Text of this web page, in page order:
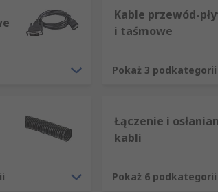
lub sygnały telekomunikacyjne, a
z dyrektywą RoHS. Podjęliśmy
szeroką gamę kabli i przewodów
Kable przewód-
i taśmowe
Pokaż 3 podkategorii
Łączenie i
kabli
Pokaż 6 podkategorii